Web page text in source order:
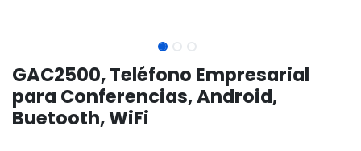
GAC2500, Teléfono Empresarial
para Conferencias, Android,
Buetooth, WiFi